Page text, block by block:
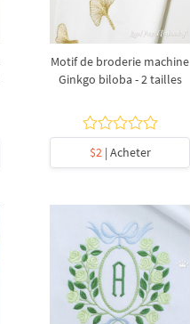
Motif de broderie machine
Ginkgo biloba - 2 tailles
$2| Acheter